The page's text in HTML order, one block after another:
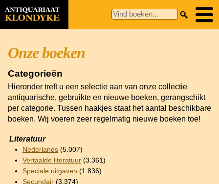
Onze boeken
Categorieën
Hieronder treft u een selectie aan van onze collectie
antiquarische, gebruikte en nieuwe boeken, gerangschikt
per categorie. Tussen haakjes staat het aantal beschikbare
boeken. Wij voeren zeer regelmatig nieuwe boeken toe!
Literatuur
Nederlands (5.007)
Vertaalde literatuur (3.361)
Speciale uitgaven (1.836)
Secundair (3.374)